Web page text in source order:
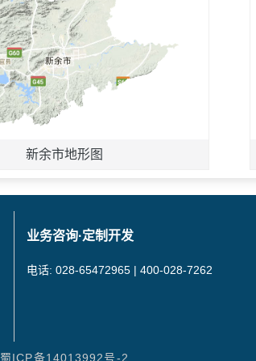
新余市地形图
业务咨询·定制开发
电话: 028-65472965 | 400-028-7262
蜀ICP备14013992号-2